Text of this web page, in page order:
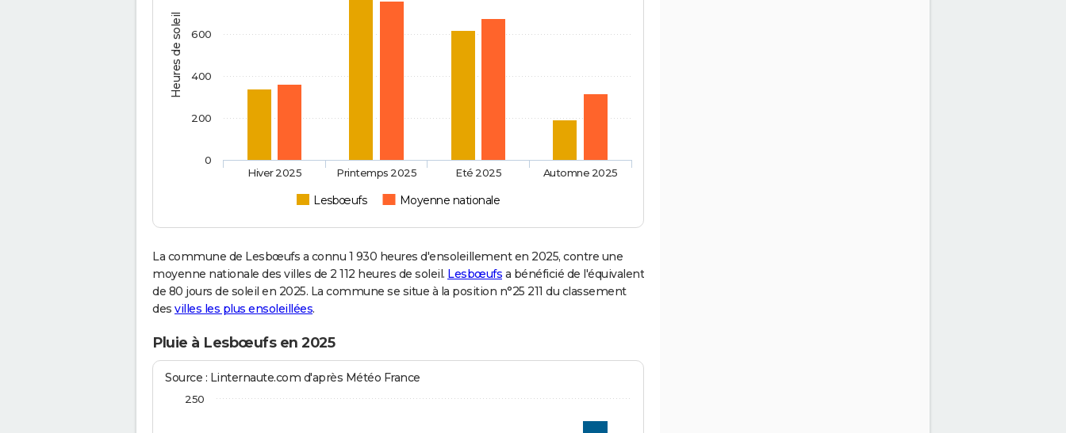
Heures de soleil
Lesbœufs Moyenne nationale
Hiver 2025 Printemps 2025 Eté 2025 Automne 2025
0
200
400
600
La commune de Lesbœufs a connu 1 930 heures d'ensoleillement en 2025, contre une
moyenne nationale des villes de 2 112 heures de soleil. Lesbœufs a bénéficié de l'équivalent
de 80 jours de soleil en 2025. La commune se situe à la position n°25 211 du classement
des villes les plus ensoleillées.
Pluie à Lesbœufs en 2025
Source : Linternaute.com d'après Météo France
250